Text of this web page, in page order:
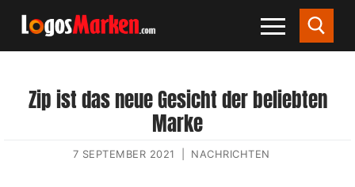
Zip ist das neue Gesicht der beliebten
Marke
7 SEPTEMBER 2021 NACHRICHTEN